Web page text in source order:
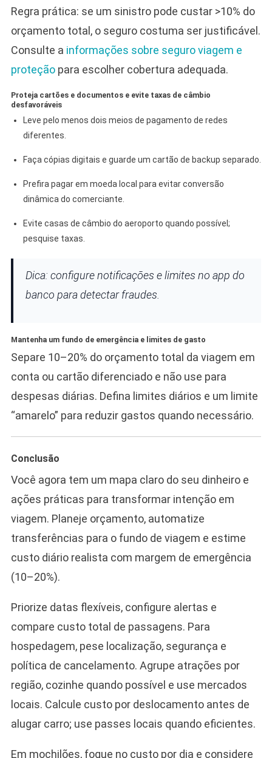
Regra prática: se um sinistro pode custar >10% do
orçamento total, o seguro costuma ser justificável.
Consulte a informações sobre seguro viagem e
proteçãopara escolher cobertura adequada.
Proteja cartões e documentos e evite taxas de câmbio
desfavoráveis
Leve pelo menos dois meios de pagamento de redes
diferentes.
Faça cópias digitais e guarde um cartão de backup separado.
Prefira pagar em moeda local para evitar conversão
dinâmica do comerciante.
Evite casas de câmbio do aeroporto quando possível;
pesquise taxas.
Dica: configure notificações e limites no app do
banco para detectar fraudes.
Mantenha um fundo de emergência e limites de gasto
Separe 10–20% do orçamento total da viagem em
conta ou cartão diferenciado e não use para
despesas diárias. Defina limites diários e um limite
“amarelo” para reduzir gastos quando necessário.
Conclusão
Você agora tem um mapa claro do seu dinheiro e
ações práticas para transformar intenção em
viagem. Planeje orçamento, automatize
transferências para o fundo de viagem e estime
custo diário realista com margem de emergência
(10–20%).
Priorize datas flexíveis, configure alertas e
compare custo total de passagens. Para
hospedagem, pese localização, segurança e
política de cancelamento. Agrupe atrações por
região, cozinhe quando possível e use mercados
locais. Calcule custo por deslocamento antes de
alugar carro; use passes locais quando eficientes.
Em mochilões, foque no custo por dia e considere